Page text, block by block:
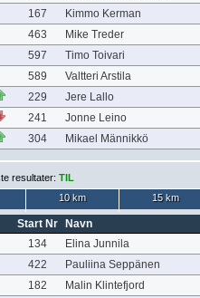
167
Kimmo Kerman
463
Mike Treder
597
Timo Toivari
589
Valtteri Arstila
229
Jere Lallo
241
Jonne Leino
304 Mikael Männikkö
resultater: TIL
10 km 15 km
Start Nr
Navn
134
Elina Junnila
422
Pauliina Seppänen
182
Malin Klintefjord